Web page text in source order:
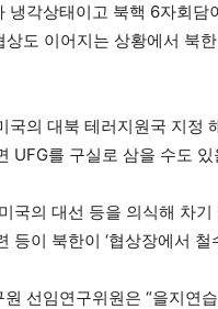
냉각상태이고 북핵 6자회
상도 이어지는 상황에서 북
국의 대북 테러지원국 지정
UFG를 구실로 삼을 수도
국의 대선 등을 의식해 차
등이 북한이 ‘협상장에서
선임연구위원은 “을지연